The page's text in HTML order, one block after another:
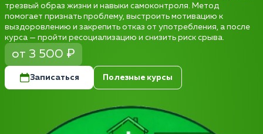
трезвый образ жизни и навыки самоконтроля. Метод
помогает признать проблему, выстроить мотивацию к
выздоровлению и закрепить отказ от употребления, а после
курса — пройти ресоциализацию и снизить риск срыва.
от 3 500 ₽
Записаться Полезные курсы